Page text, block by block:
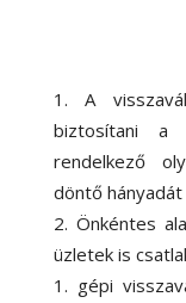
A
biztosítani a
rendelkező
döntő
Önkéntes
üzletek is
gépi